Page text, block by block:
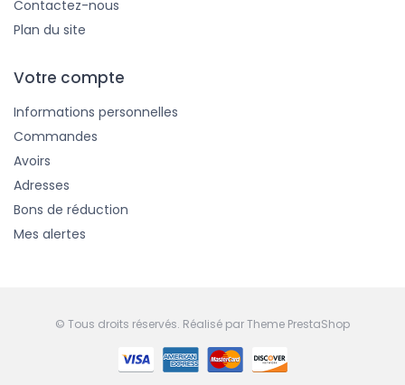
Contactez-nous
Plan du site
Votre compte
Informations personnelles
Commandes
Avoirs
Adresses
Bons de réduction
Mes alertes
© Tous droits réservés. Réalisé parTheme PrestaShop